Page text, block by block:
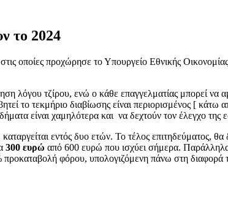
το 2024
στις οποίες προχώρησε το Υπουργείο Εθνικής
λόγου τζίρου, ενώ ο κάθε επαγγελματίας μπορεί να
το τεκμήριο διαβίωσης είναι περιορισμένος [ κάτω
είναι χαμηλότερα και να δεχτούν τον έλεγχο της
εντός δυο ετών. To τέλος επιτηδεύματος,
300 ευρώ από 600 ευρώ που ισχύει σήμερα.
φόρου, υπολογιζόμενη πάνω στη διαφορά